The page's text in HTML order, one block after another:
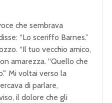
che sembrava
“Lo sceriffo Barnes.”
“Il tuo vecchio amico,
amarezza. “Quello che
Mi voltai verso la
di parlare,
il dolore che gli